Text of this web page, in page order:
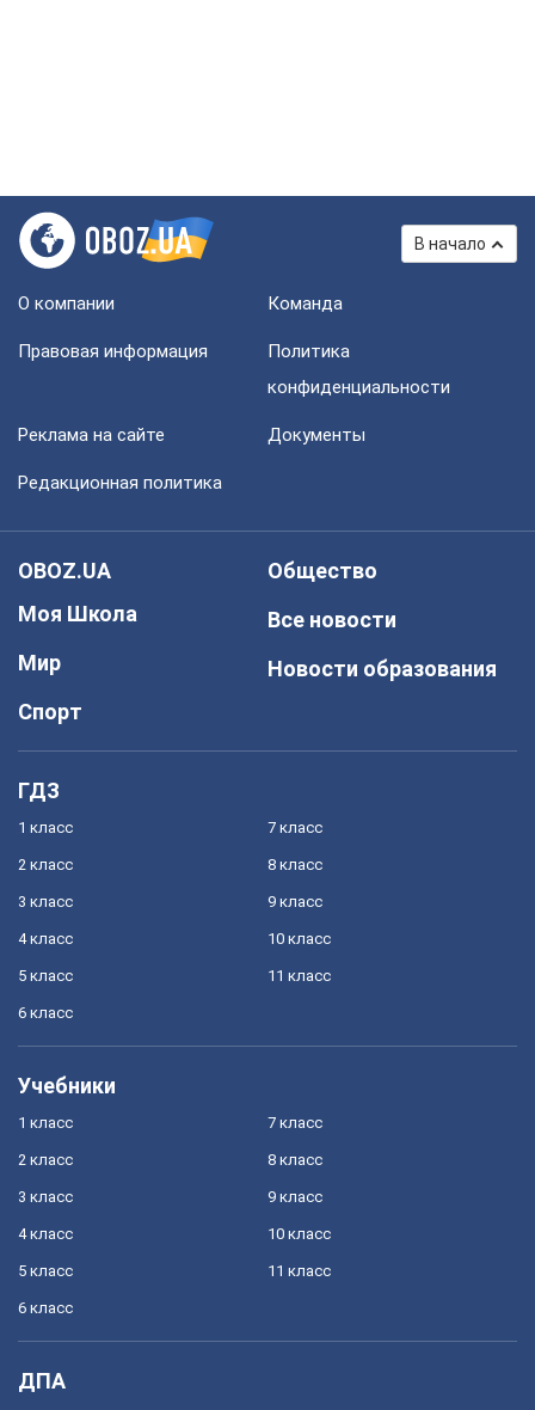
В начало
О компании Команда
Правовая информация
Политика
конфиденциальности
Реклама на сайте Документы
Редакционная политика
OBOZ.UA
Моя Школа
Мир
Спорт
Общество
Все новости
Новости образования
ГДЗ
1 класс
2 класс
3 класс
4 класс
5 класс
6 класс
7 класс
8 класс
9 класс
10 класс
11 класс
Учебники
1 класс
2 класс
3 класс
4 класс
5 класс
6 класс
7 класс
8 класс
9 класс
10 класс
11 класс
ДПА